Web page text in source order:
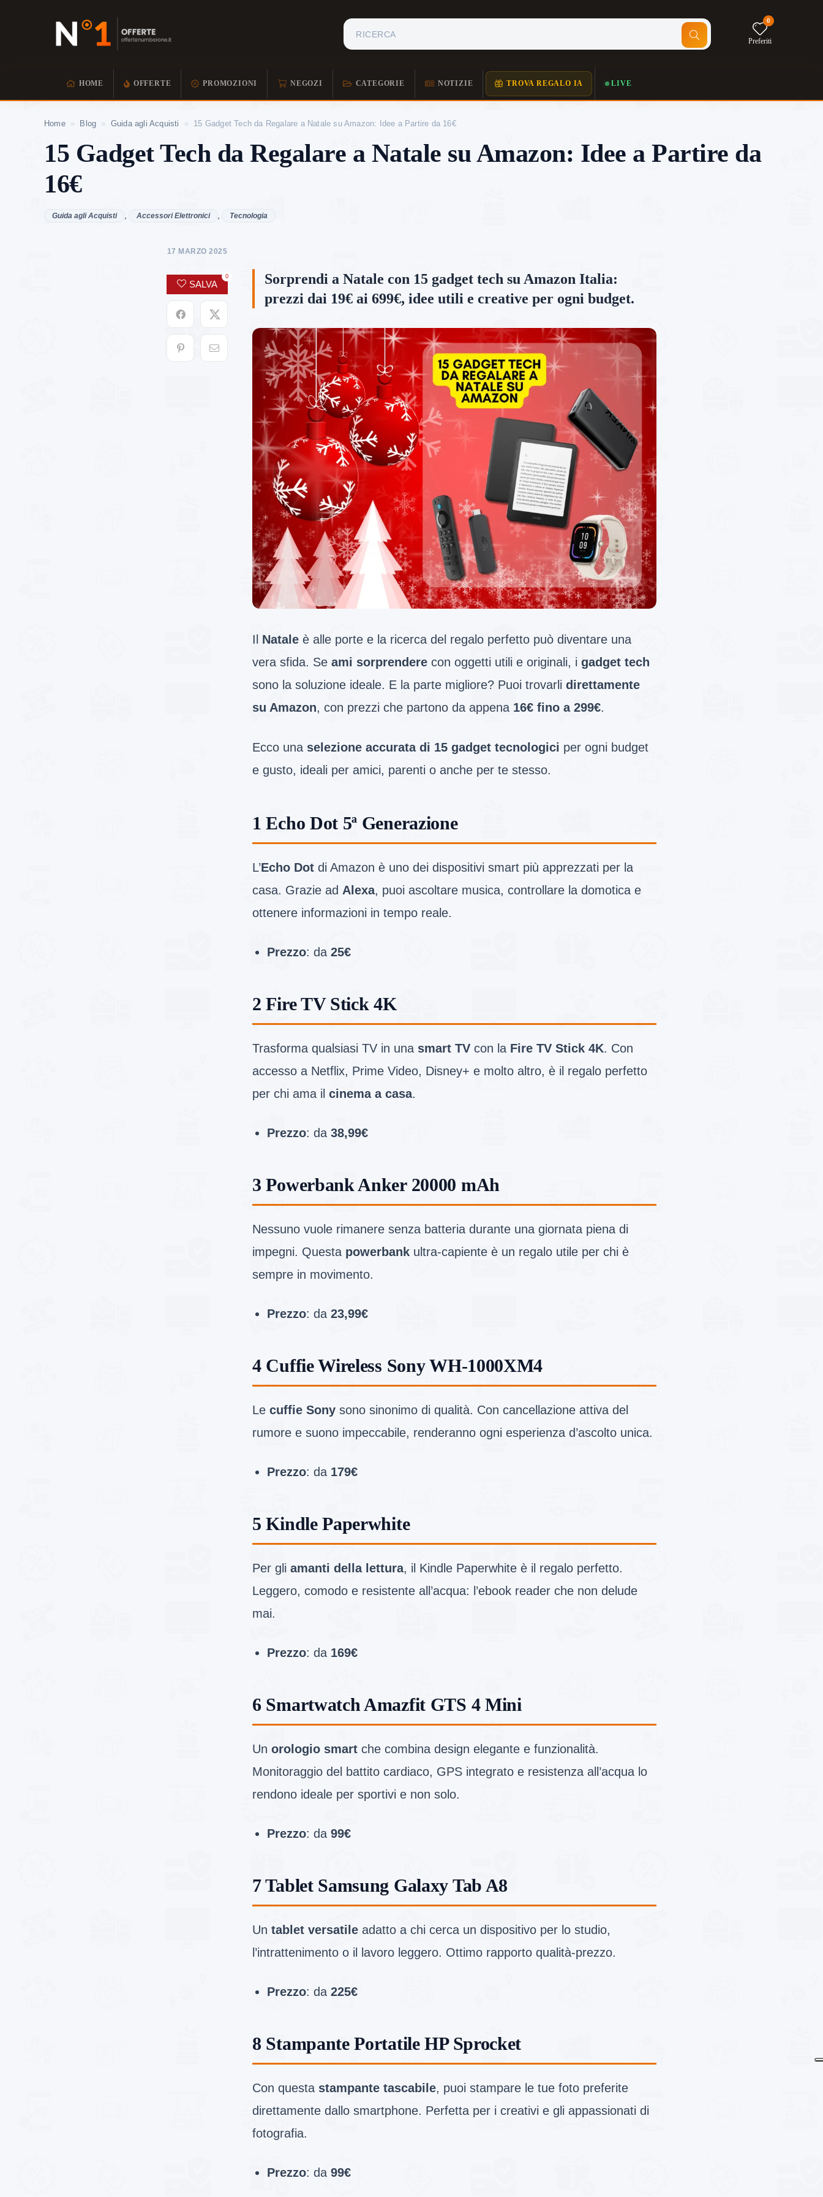
0
Preferiti
HOME OFFERTE PROMOZIONI NEGOZI CATEGORIE NOTIZIE TROVA REGALO IA LIVE
Home » Blog » Guida agli Acquisti » 15 Gadget Tech da Regalare a Natale su Amazon: Idee a Partire da 16€
15 Gadget Tech da Regalare a Natale su Amazon: Idee a Partire da
16€
Guida agli Acquisti , Accessori Elettronici , Tecnologia
17 MARZO 2025
SALVA
0
Sorprendi a Natale con 15 gadget tech su Amazon Italia:
prezzi dai 19€ ai 699€, idee utili e creative per ogni budget.
Il Natale è alle porte e la ricerca del regalo perfetto può diventare una
vera sfida. Se ami sorprendere con oggetti utili e originali, i gadget tech
sono la soluzione ideale. E la parte migliore? Puoi trovarli direttamente
su Amazon, con prezzi che partono da appena 16€ fino a 299€.
Ecco una selezione accurata di 15 gadget tecnologici per ogni budget
e gusto, ideali per amici, parenti o anche per te stesso.
1 Echo Dot 5ª Generazione
L’Echo Dot di Amazon è uno dei dispositivi smart più apprezzati per la
casa. Grazie ad Alexa, puoi ascoltare musica, controllare la domotica e
ottenere informazioni in tempo reale.
Prezzo: da 25€
2 Fire TV Stick 4K
Trasforma qualsiasi TV in una smart TV con la Fire TV Stick 4K. Con
accesso a Netflix, Prime Video, Disney+ e molto altro, è il regalo perfetto
per chi ama il cinema a casa.
Prezzo: da 38,99€
3 Powerbank Anker 20000 mAh
Nessuno vuole rimanere senza batteria durante una giornata piena di
impegni. Questa powerbank ultra-capiente è un regalo utile per chi è
sempre in movimento.
Prezzo: da 23,99€
4 Cuffie Wireless Sony WH-1000XM4
Le cuffie Sony sono sinonimo di qualità. Con cancellazione attiva del
rumore e suono impeccabile, renderanno ogni esperienza d’ascolto unica.
Prezzo: da 179€
5 Kindle Paperwhite
Per gli amanti della lettura, il Kindle Paperwhite è il regalo perfetto.
Leggero, comodo e resistente all’acqua: l’ebook reader che non delude
mai.
Prezzo: da 169€
6 Smartwatch Amazfit GTS 4 Mini
Un orologio smart che combina design elegante e funzionalità.
Monitoraggio del battito cardiaco, GPS integrato e resistenza all’acqua lo
rendono ideale per sportivi e non solo.
Prezzo: da 99€
7 Tablet Samsung Galaxy Tab A8
Un tablet versatile adatto a chi cerca un dispositivo per lo studio,
l’intrattenimento o il lavoro leggero. Ottimo rapporto qualità-prezzo.
Prezzo: da 225€
8 Stampante Portatile HP Sprocket
Con questa stampante tascabile, puoi stampare le tue foto preferite
direttamente dallo smartphone. Perfetta per i creativi e gli appassionati di
fotografia.
Prezzo: da 99€